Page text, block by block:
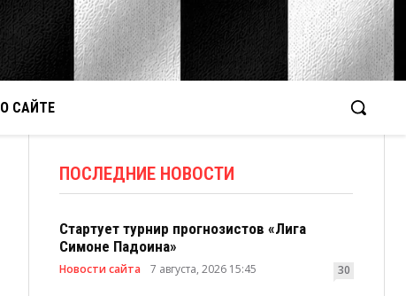
О САЙТЕ
ПОСЛЕДНИЕ НОВОСТИ
Стартует турнир прогнозистов «Лига
Симоне Падоина»
Новости сайта 7 августа, 2026 15:45 30